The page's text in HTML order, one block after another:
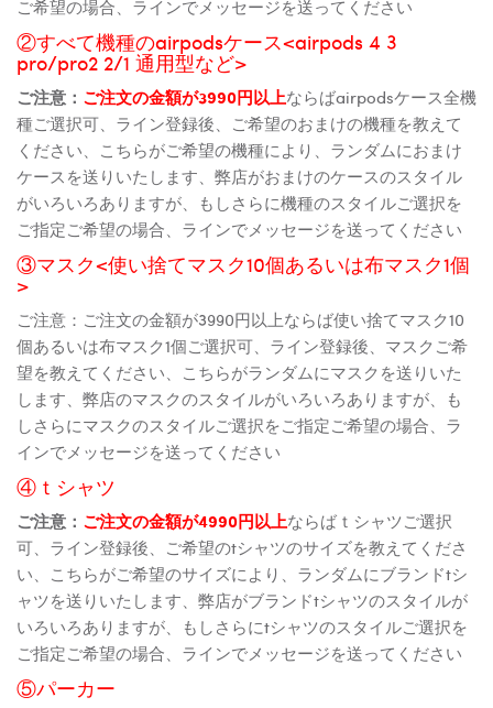
ご希望の場合、ラインでメッセージを送ってください
②すべて機種のairpodsケース<airpods 4 3
pro/pro2 2/1 通用型など>
ご注意： ご注文の金額が3990円以上ならばairpodsケース全機
種ご選択可、ライン登録後、ご希望のおまけの機種を教えて
ください、こちらがご希望の機種により、ランダムにおまけ
ケースを送りいたします、弊店がおまけのケースのスタイル
がいろいろありますが、もしさらに機種のスタイルご選択を
ご指定ご希望の場合、ラインでメッセージを送ってください
③マスク<使い捨てマスク10個あるいは布マスク1個
>
ご注意：ご注文の金額が3990円以上ならば使い捨てマスク10
個あるいは布マスク1個ご選択可、ライン登録後、マスクご希
望を教えてください、こちらがランダムにマスクを送りいた
します、弊店のマスクのスタイルがいろいろありますが、も
しさらにマスクのスタイルご選択をご指定ご希望の場合、ラ
インでメッセージを送ってください
④ｔシャツ
ご注意： ご注文の金額が4990円以上ならばｔシャツご選択
可、ライン登録後、ご希望のtシャツのサイズを教えてくださ
い、こちらがご希望のサイズにより、ランダムにブランドtシ
ャツを送りいたします、弊店がブランドtシャツのスタイルが
いろいろありますが、もしさらにtシャツのスタイルご選択を
ご指定ご希望の場合、ラインでメッセージを送ってください
⑤パーカー